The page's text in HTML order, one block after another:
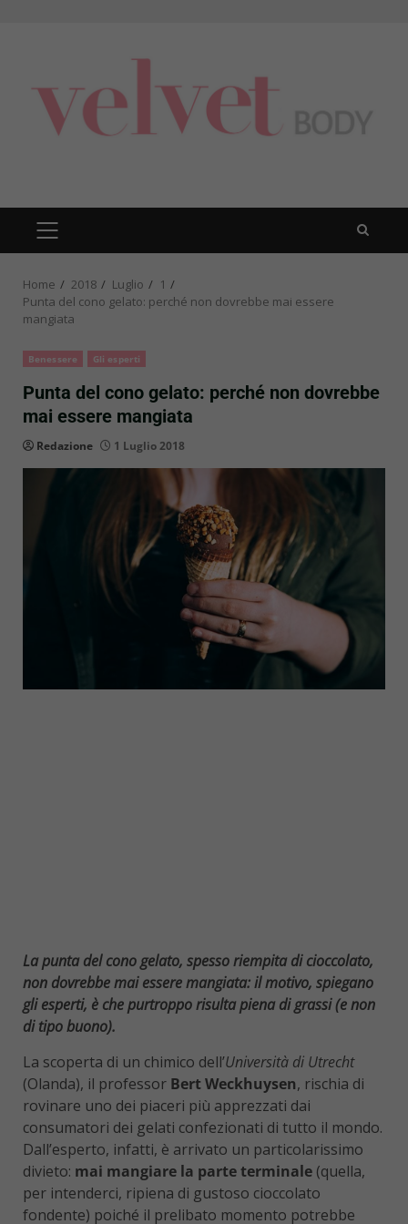
PRIMARY
MENU
Home 2018 Luglio
1
Punta del cono gelato: perché non dovrebbe mai essere
mangiata
Benessere Gli esperti
Punta del cono gelato: perché non dovrebbe
mai essere mangiata
Redazione 1 Luglio 2018
La punta del cono gelato, spesso riempita di cioccolato,
non dovrebbe mai essere mangiata: il motivo, spiegano
gli esperti, è che purtroppo risulta piena di grassi (e non
di tipo buono).
La scoperta di un chimico dell’Università di Utrecht
(Olanda), il professor Bert Weckhuysen, rischia di
rovinare uno dei piaceri più apprezzati dai
consumatori dei gelati confezionati di tutto il mondo.
Dall’esperto, infatti, è arrivato un particolarissimo
divieto: mai mangiare la parte terminale (quella,
per intenderci, ripiena di gustoso cioccolato
fondente) poiché il prelibato momento potrebbe